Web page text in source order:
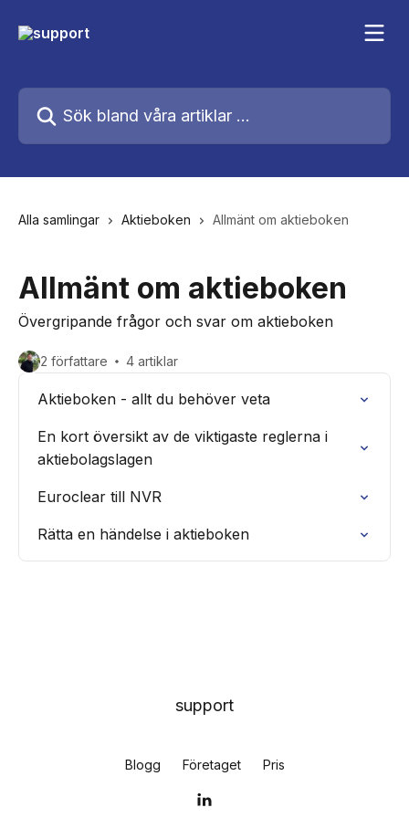
Sök bland våra artiklar …
Alla samlingar Aktieboken Allmänt om aktieboken
Allmänt om aktieboken
Övergripande frågor och svar om aktieboken
2 författare 4 artiklar
Aktieboken - allt du behöver veta
En kort översikt av de viktigaste reglerna i
aktiebolagslagen
Euroclear till NVR
Rätta en händelse i aktieboken
support
Blogg Företaget Pris